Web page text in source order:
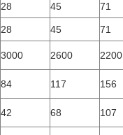
28 45 71
28 45 71
3000 2600 2200
84 117 156
42 68 107